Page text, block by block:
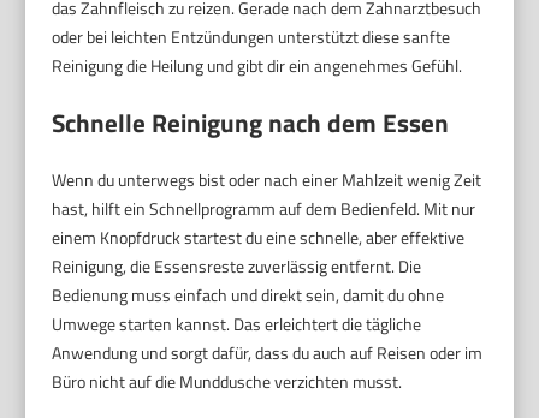
das Zahnfleisch zu reizen. Gerade nach dem Zahnarztbesuch
oder bei leichten Entzündungen unterstützt diese sanfte
Reinigung die Heilung und gibt dir ein angenehmes Gefühl.
Schnelle Reinigung nach dem Essen
Wenn du unterwegs bist oder nach einer Mahlzeit wenig Zeit
hast, hilft ein Schnellprogramm auf dem Bedienfeld. Mit nur
einem Knopfdruck startest du eine schnelle, aber effektive
Reinigung, die Essensreste zuverlässig entfernt. Die
Bedienung muss einfach und direkt sein, damit du ohne
Umwege starten kannst. Das erleichtert die tägliche
Anwendung und sorgt dafür, dass du auch auf Reisen oder im
Büro nicht auf die Munddusche verzichten musst.